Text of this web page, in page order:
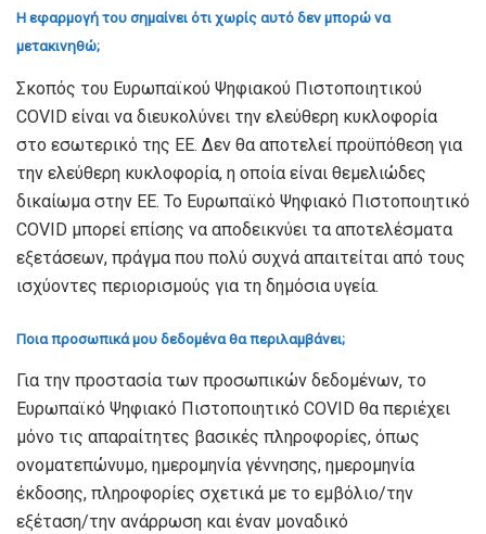
Η εφαρμογή του σημαίνει ότι χωρίς αυτό δεν μπορώ να
μετακινηθώ;
Σκοπός του Ευρωπαϊκού Ψηφιακού Πιστοποιητικού
COVID είναι να διευκολύνει την ελεύθερη κυκλοφορία
στο εσωτερικό της ΕΕ. Δεν θα αποτελεί προϋπόθεση για
την ελεύθερη κυκλοφορία, η οποία είναι θεμελιώδες
δικαίωμα στην ΕΕ. Το Ευρωπαϊκό Ψηφιακό Πιστοποιητικό
COVID μπορεί επίσης να αποδεικνύει τα αποτελέσματα
εξετάσεων, πράγμα που πολύ συχνά απαιτείται από τους
ισχύοντες περιορισμούς για τη δημόσια υγεία.
Ποια προσωπικά μου δεδομένα θα περιλαμβάνει;
Για την προστασία των προσωπικών δεδομένων, το
Ευρωπαϊκό Ψηφιακό Πιστοποιητικό COVID θα περιέχει
μόνο τις απαραίτητες βασικές πληροφορίες, όπως
ονοματεπώνυμο, ημερομηνία γέννησης, ημερομηνία
έκδοσης, πληροφορίες σχετικά με το εμβόλιο/την
εξέταση/την ανάρρωση και έναν μοναδικό